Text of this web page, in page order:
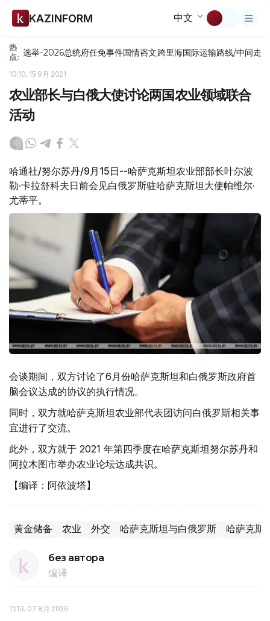
KAZINFORM 中文
热
点: 选举-2026总统府任免事件国情咨文跨里海国际运输路线/中间走廊
10:10, 15 9月 2021
农业部长与白俄大使讨论两国农业领域联合
活动
哈通社/努尔苏丹/9月15日--哈萨克斯坦农业部部长叶尔波
勒·卡拉舒科夫日前会见白俄罗斯驻哈萨克斯坦大使帕维尔·
尤蒂平。
会谈期间，双方讨论了6月份哈萨克斯坦和白俄罗斯政府首
脑会议达成的协议的执行情况。
同时，双方就哈萨克斯坦农业部代表团访问白俄罗斯相关事
宜进行了交流。
此外，双方就于 2021 年第四季度在哈萨克斯坦努尔苏丹和
阿拉木图市举办农业论坛达成共识。
【编译：阿依波塔】
黄金储备 农业 外交 哈萨克斯坦与白俄罗斯 哈萨克斯
без автора
编译
11:13, 07 8月 2026